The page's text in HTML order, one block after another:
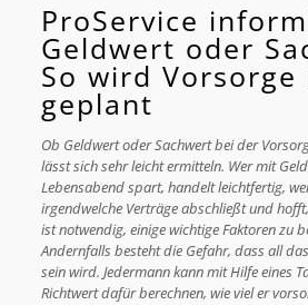
ProService
Geldwert oder
So wird
geplant
Ob Geldwert oder Sachwert bei der
lässt sich sehr leicht ermitteln. Wer mit
Lebensabend spart, handelt leichtfertig,
irgendwelche Verträge abschließt und
ist notwendig, einige wichtige Faktoren zu
Andernfalls besteht die Gefahr, dass all
sein wird. Jedermann kann mit Hilfe eines
Richtwert dafür berechnen, wie viel er